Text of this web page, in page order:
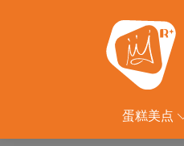
蛋糕美点